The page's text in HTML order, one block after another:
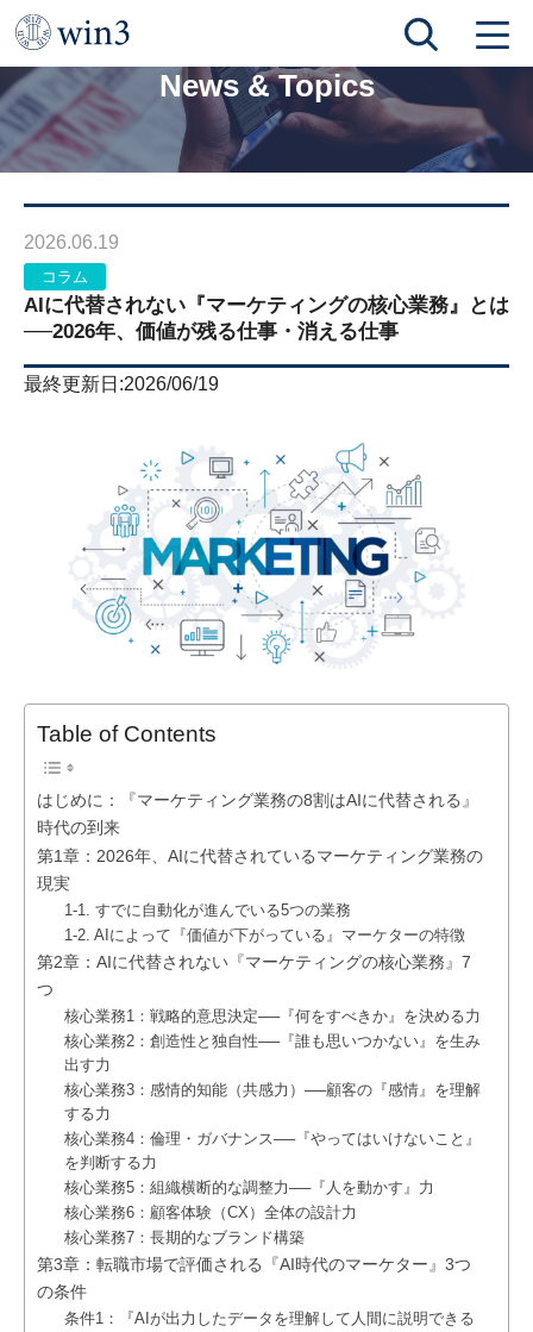
TOP
News & Topics
2026.06.19
コラム
AIに代替されない『マーケティングの核心業務』とは
──2026年、価値が残る仕事・消える仕事
最終更新日:2026/06/19
Table of Contents
はじめに：『マーケティング業務の8割はAIに代替される』
時代の到来
第1章：2026年、AIに代替されているマーケティング業務の
現実
1-1. すでに自動化が進んでいる5つの業務
1-2. AIによって『価値が下がっている』マーケターの特徴
第2章：AIに代替されない『マーケティングの核心業務』7
つ
核心業務1：戦略的意思決定──『何をすべきか』を決める力
核心業務2：創造性と独自性──『誰も思いつかない』を生み
出す力
核心業務3：感情的知能（共感力）──顧客の『感情』を理解
する力
核心業務4：倫理・ガバナンス──『やってはいけないこと』
を判断する力
核心業務5：組織横断的な調整力──『人を動かす』力
核心業務6：顧客体験（CX）全体の設計力
核心業務7：長期的なブランド構築
第3章：転職市場で評価される『AI時代のマーケター』3つ
の条件
条件1：『AIが出力したデータを理解して人間に説明できる